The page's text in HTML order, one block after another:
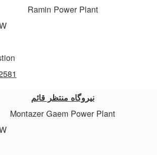
Ramin Power Plant
نیروگاه منتظر قائم
Montazer Gaem Power Plant